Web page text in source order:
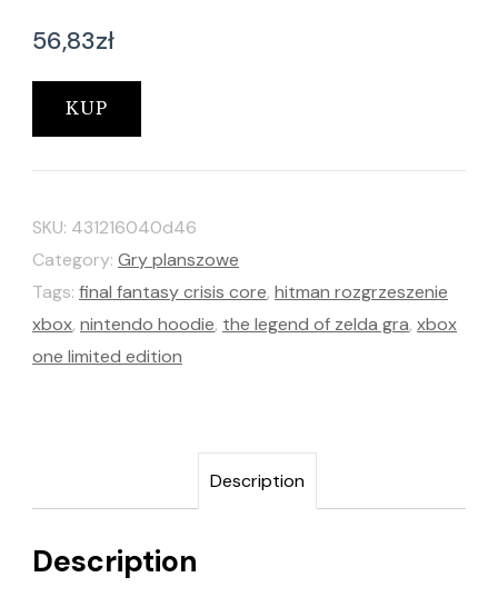
56,83zł
KUP
SKU: 431216040d46
Category: Gry planszowe
Tags: final fantasy crisis core, hitman rozgrzeszenie
xbox, nintendo hoodie, the legend of zelda gra, xbox
one limited edition
Description
Description